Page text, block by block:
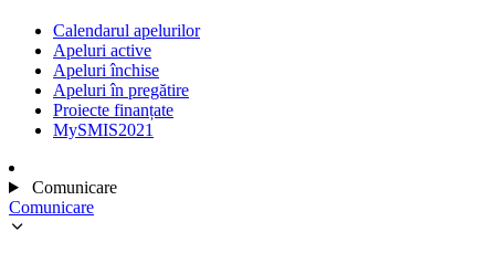
Calendarul apelurilor
Apeluri active
Apeluri închise
Apeluri în pregătire
Proiecte finanțate
MySMIS2021
Comunicare
Comunicare